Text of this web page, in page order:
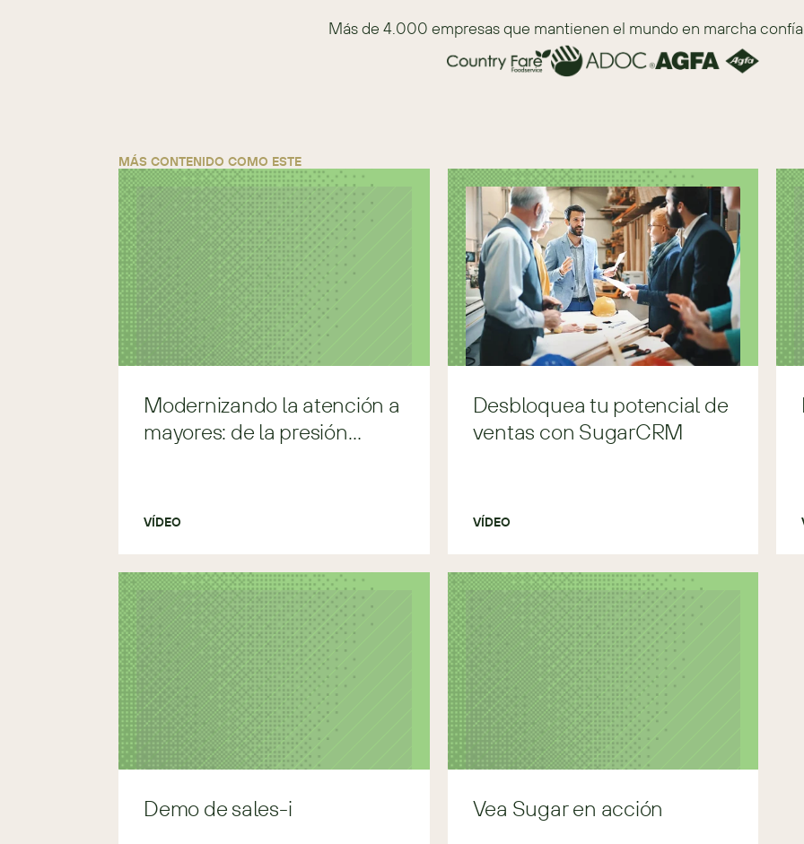
Más de 4.000 empresas que mantienen el mundo en marcha
MÁS CONTENIDO COMO ESTE
Modernizando la atención a
mayores: de la presión
VÍDEO
Desbloquea tu potencial de
ventas con SugarCRM
VÍDEO
Demo de sales-i Vea Sugar en acción